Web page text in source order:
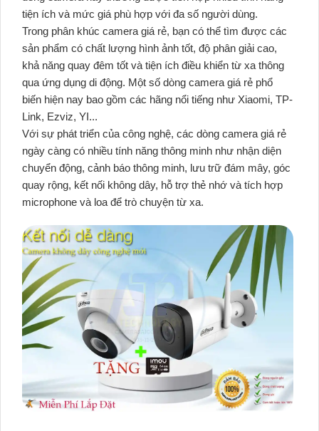
tiện ích và mức giá phù hợp với đa số người dùng.
Trong phân khúc camera giá rẻ, bạn có thể tìm được các
sản phẩm có chất lượng hình ảnh tốt, độ phân giải cao,
khả năng quay đêm tốt và tiện ích điều khiển từ xa thông
qua ứng dụng di động. Một số dòng camera giá rẻ phổ
biến hiện nay bao gồm các hãng nổi tiếng như Xiaomi, TP-
Link, Ezviz, YI...
Với sự phát triển của công nghệ, các dòng camera giá rẻ
ngày càng có nhiều tính năng thông minh như nhận diện
chuyển động, cảnh báo thông minh, lưu trữ đám mây, góc
quay rộng, kết nối không dây, hỗ trợ thẻ nhớ và tích hợp
microphone và loa để trò chuyện từ xa.